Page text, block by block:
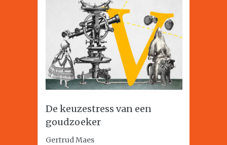
De keuzestress van een
goudzoeker
Gertrud Maes